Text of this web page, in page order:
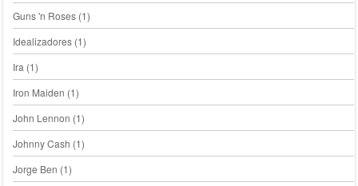
Guns 'n Roses(1)
Idealizadores(1)
Ira (1)
Iron Maiden (1)
John Lennon (1)
Johnny Cash (1)
Jorge Ben (1)